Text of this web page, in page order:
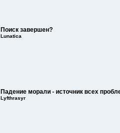
Поиск завершен?
Lunatica
Падение морали - источник всех
Lyfthrasyr